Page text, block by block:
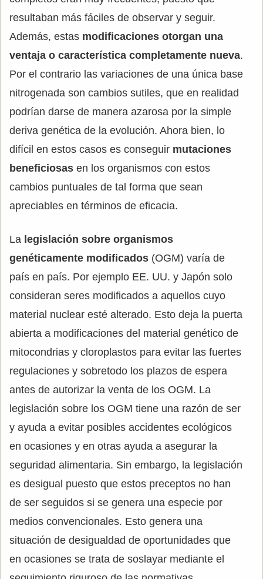
resultaban más fáciles de observar y seguir.
Además, estas modificaciones otorgan una
ventaja o característica completamente nueva.
Por el contrario las variaciones de una única base
nitrogenada son cambios sutiles, que en realidad
podrían darse de manera azarosa por la simple
deriva genética de la evolución. Ahora bien, lo
difícil en estos casos es conseguir mutaciones
beneficiosas en los organismos con estos
cambios puntuales de tal forma que sean
apreciables en términos de eficacia.
La legislación sobre organismos
genéticamente modificados (OGM) varía de
país en país. Por ejemplo EE. UU. y Japón solo
consideran seres modificados a aquellos cuyo
material nuclear esté alterado. Esto deja la puerta
abierta a modificaciones del material genético de
mitocondrias y cloroplastos para evitar las fuertes
regulaciones y sobretodo los plazos de espera
antes de autorizar la venta de los OGM. La
legislación sobre los OGM tiene una razón de ser
y ayuda a evitar posibles accidentes ecológicos
en ocasiones y en otras ayuda a asegurar la
seguridad alimentaria. Sin embargo, la legislación
es desigual puesto que estos preceptos no han
de ser seguidos si se genera una especie por
medios convencionales. Esto genera una
situación de desigualdad de oportunidades que
en ocasiones se trata de soslayar mediante el